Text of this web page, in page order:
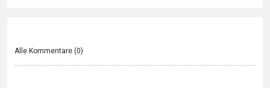
Alle Kommentare (0)